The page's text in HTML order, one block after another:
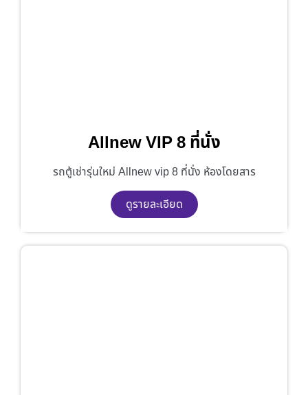
Allnew VIP 8 ที่นั่ง
รถตู้เช่ารุ่นใหม่ Allnew vip 8 ที่นั่ง ห้องโดยสาร
ดูรายละเอียด